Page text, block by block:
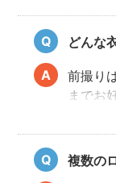
願いし
どんな
前撮り
までお
最近で
ジュア
和装・
でなく
複数の